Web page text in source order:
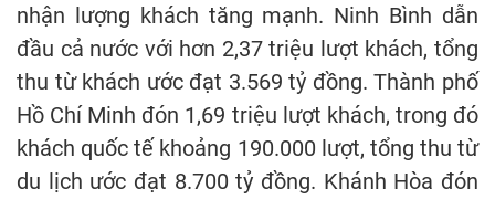
nhận lượng khách tăng mạnh. Ninh Bình dẫn
đầu cả nước với hơn 2,37 triệu lượt khách, tổng
thu từ khách ước đạt 3.569 tỷ đồng. Thành phố
Hồ Chí Minh đón 1,69 triệu lượt khách, trong đó
khách quốc tế khoảng 190.000 lượt, tổng thu từ
du lịch ước đạt 8.700 tỷ đồng. Khánh Hòa đón